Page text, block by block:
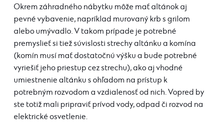
Okrem záhradného nábytku môže mať altánok aj
pevné vybavenie, napríklad murovaný krb s grilom
alebo umývadlo. V takom prípade je potrebné
premyslieť si tiež súvislosti strechy altánku a komína
(komín musí mať dostatočnú výšku a bude potrebné
vyriešiť jeho priestup cez strechu), ako aj vhodné
umiestnenie altánku s ohľadom na prístup k
potrebným rozvodom a vzdialenosť od nich. Vopred by
ste totiž mali pripraviť prívod vody, odpad či rozvod na
elektrické osvetlenie.